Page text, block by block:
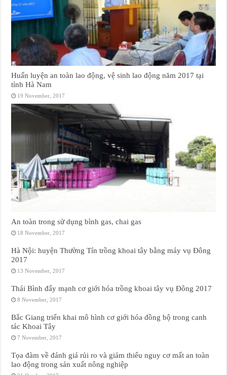
Huấn luyện an toàn lao động, vệ sinh lao động năm 2017 tại
tỉnh Hà Nam
19 November, 2017
An toàn trong sử dụng bình gas, chai gas
18 November, 2017
Hà Nội: huyện Thường Tín trồng khoai tây bằng máy vụ Đông
2017
13 November, 2017
Thái Bình đẩy mạnh cơ giới hóa trồng khoai tây vụ Đông 2017
8 November, 2017
Bắc Giang triển khai mô hình cơ giới hóa đồng bộ trong canh
tác Khoai Tây
7 November, 2017
Tọa đàm về đánh giá rủi ro và giảm thiểu nguy cơ mất an toàn
lao động trong sản xuất nông nghiệp